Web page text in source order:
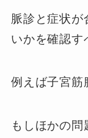
脈診と症状が
いかを確認す
例えば子宮筋
もしほかの